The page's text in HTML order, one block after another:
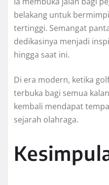
belakang untuk
tertinggi. Semangat
dedikasinya menjadi
hingga saat ini.
Di era modern, ketika
terbuka bagi semua
kembali mendapat
sejarah olahraga.